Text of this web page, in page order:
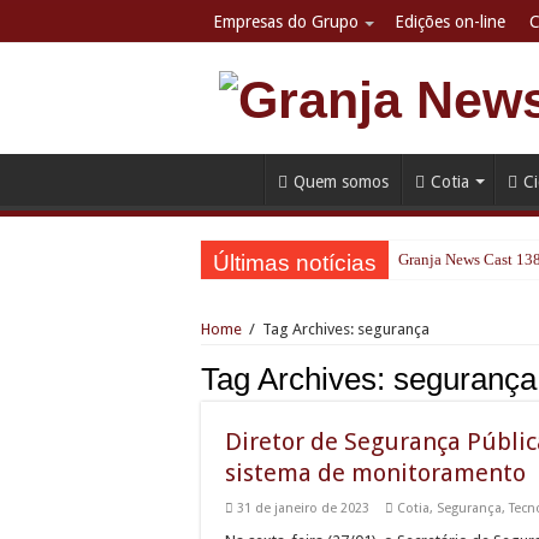
Empresas do Grupo Edições on-line
Quem somos Cotia
Últimas notícias Granja News Cast
Greve na CPTM:
Copa Bandoleros de
Cronograma
GCM recupera
Home / Tag Archives: segurança
Tag Archives: segurança
Diretor de Segurança
sistema de monitoramento
31 de janeiro de 2023 Cotia, Segurança,